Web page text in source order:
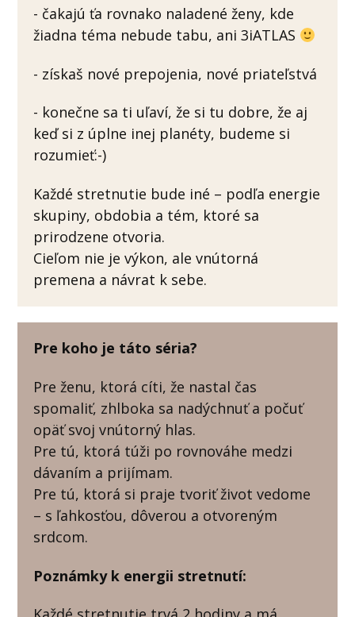
- čakajú ťa rovnako naladené ženy, kde
žiadna téma nebude tabu, ani 3iATLAS
- získaš nové prepojenia, nové priateľstvá
- konečne sa ti uľaví, že si tu dobre, že aj
keď si z úplne inej planéty, budeme si
rozumieť:-)
Každé stretnutie bude iné – podľa energie
skupiny, obdobia a tém, ktoré sa
prirodzene otvoria.
Cieľom nie je výkon, ale vnútorná
premena a návrat k sebe.
Pre koho je táto séria?
Pre ženu, ktorá cíti, že nastal čas
spomaliť, zhlboka sa nadýchnuť a počuť
opäť svoj vnútorný hlas.
Pre tú, ktorá túži po rovnováhe medzi
dávaním a prijímam.
Pre tú, ktorá si praje tvoriť život vedome
– s ľahkosťou, dôverou a otvoreným
srdcom.
Poznámky k energii stretnutí: